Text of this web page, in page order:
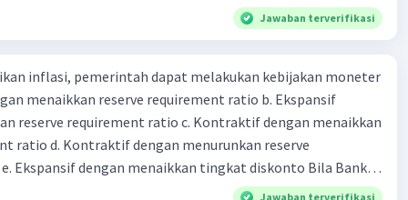
tentukan fenotipe keturunannya dengan prosentase
Jawaban terverifikasi
inflasi, pemerintah dapat melakukan kebijakan moneter
menaikkan reserve requirement ratio b. Ekspansif
reserve requirement ratio c. Kontraktif dengan menaikkan
ratio d. Kontraktif dengan menurunkan reserve
dengan menaikkan tingkat diskonto Bila Bank
kebijakan moneter ekspansif, ceteris paribus maka .... a.
Jawaban terverifikasi